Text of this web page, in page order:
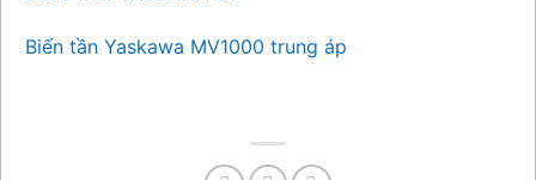
Biến tần Yaskawa MV1000 trung áp